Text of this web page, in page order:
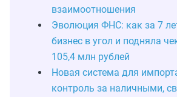
взаимоотношения
Эволюция ФНС: как за 7
бизнес в угол и подняла
105,4 млн рублей
Новая система для
контроль за наличными,